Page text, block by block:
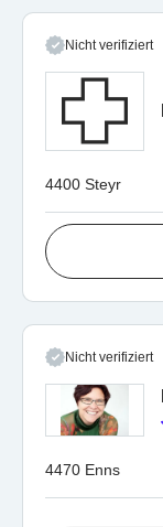
Nicht verifiziert
4400 Steyr
Nicht verifiziert
4470 Enns